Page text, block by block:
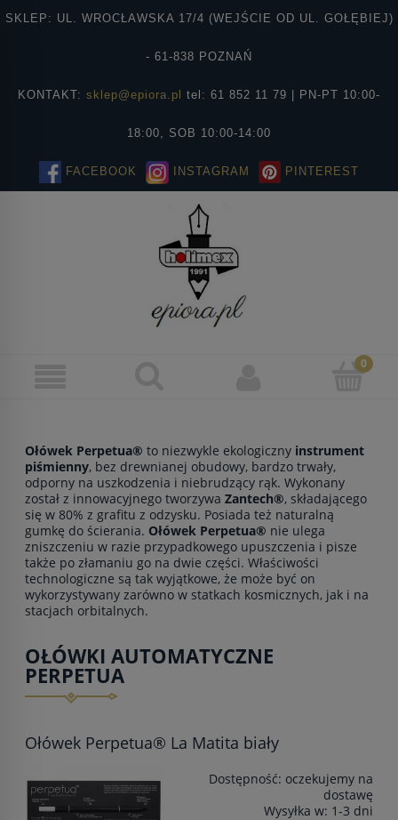
SKLEP: UL. WROCŁAWSKA 17/4 (WEJŚCIE OD UL. GOŁĘBIEJ)
- 61-838 POZNAŃ
KONTAKT: sklep@epiora.pl tel: 61 852 11 79 | PN-PT 10:00-
18:00, SOB 10:00-14:00
FACEBOOK INSTAGRAM PINTEREST
Ołówek Perpetua® to niezwykle ekologiczny instrument
piśmienny, bez drewnianej obudowy, bardzo trwały,
odporny na uszkodzenia i niebrudzący rąk. Wykonany
został z innowacyjnego tworzywa Zantech®, składającego
się w 80% z grafitu z odzysku. Posiada też naturalną
gumkę do ścierania. Ołówek Perpetua® nie ulega
zniszczeniu w razie przypadkowego upuszczenia i pisze
także po złamaniu go na dwie części. Właściwości
technologiczne są tak wyjątkowe, że może być on
wykorzystywany zarówno w statkach kosmicznych, jak i na
stacjach orbitalnych.
OŁÓWKI AUTOMATYCZNE
PERPETUA
Ołówek Perpetua® La Matita biały
Dostępność: oczekujemy na
dostawę
Wysyłka w: 1-3 dni